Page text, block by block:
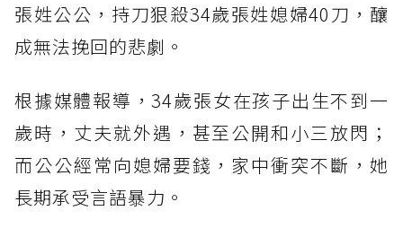
張姓公公，持刀狠殺34歲張姓媳婦40刀，釀
成無法挽回的悲劇。
根據媒體報導，34歲張女在孩子出生不到一
歲時，丈夫就外遇，甚至公開和小三放閃；
而公公經常向媳婦要錢，家中衝突不斷，她
長期承受言語暴力。